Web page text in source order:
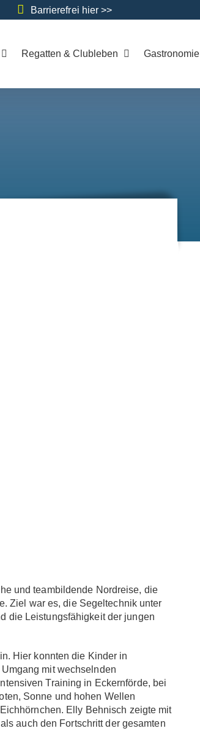
Barrierefrei hier >>
Regatten & Clubleben Gastronomie
und teambildende Nordreise, die
Ziel war es, die Segeltechnik unter
die Leistungsfähigkeit der jungen
Hier konnten die Kinder in
mit wechselnden
Training in Eckernförde, bei
Sonne und hohen Wellen
Elly Behnisch zeigte mit
auch den Fortschritt der gesamten